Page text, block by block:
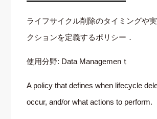
ライフサイクル削除のタイミングや
クションを定義するポリシー．
使用分野: Data Managemenｔ
A policy that defines when lifecycle
occur, and/or what actions to perform.